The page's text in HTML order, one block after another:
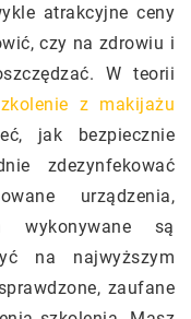
atrakcyjne ceny
czy na zdrowiu i
W teorii
z makijażu
jak bezpiecznie
zdezynfekować
urządzenia,
wykonywane są
na najwyższym
zaufane